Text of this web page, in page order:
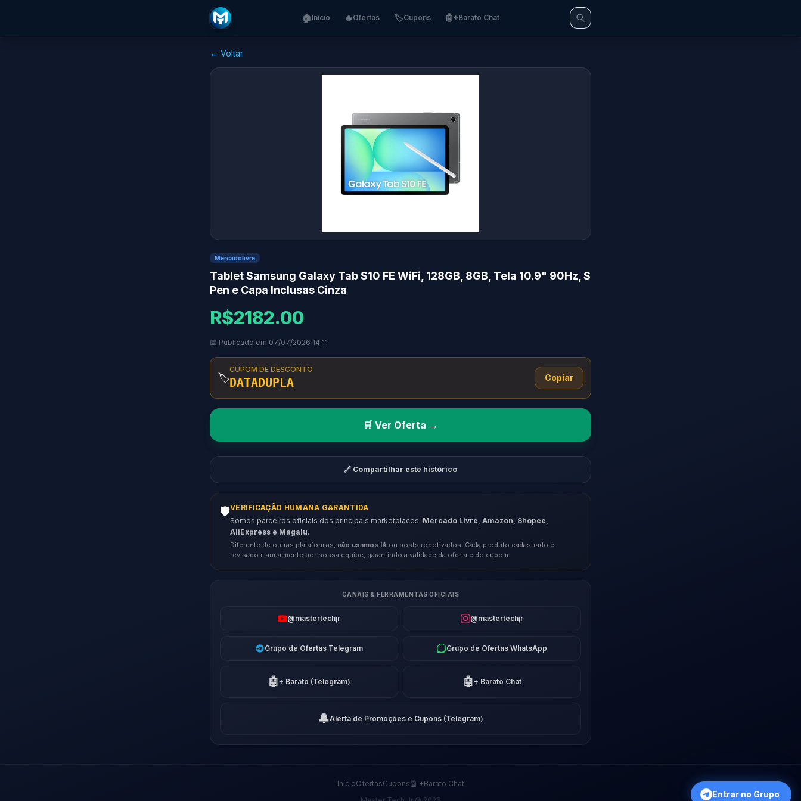
🏠 Início 🔥 Ofertas 🏷️Cupons 🤖+Barato Chat
← Voltar
Mercadolivre
Tablet Samsung Galaxy Tab S10 FE WiFi, 128GB, 8GB, Tela 10.9" 90Hz, S
Pen e Capa Inclusas Cinza
R$2182.00
📅 Publicado em 07/07/2026 14:11
🏷️
CUPOM DE DESCONTO
DATADUPLA Copiar
🛒 Ver Oferta →
🔗 Compartilhar este histórico
🛡️VERIFICAÇÃO HUMANA GARANTIDA
Somos parceiros oficiais dos principais marketplaces: Mercado Livre, Amazon, Shopee,
AliExpress e Magalu.
Diferente de outras plataformas, não usamos IA ou posts robotizados. Cada produto cadastrado é
revisado manualmente por nossa equipe, garantindo a validade da oferta e do cupom.
CANAIS & FERRAMENTAS OFICIAIS
@mastertechjr @mastertechjr
Grupo de Ofertas Telegram Grupo de Ofertas WhatsApp
🤖+ Barato (Telegram) 🤖+ Barato Chat
🔔Alerta de Promoções e Cupons (Telegram)
InícioOfertasCupons🤖 +Barato Chat
Entrar no Grupo